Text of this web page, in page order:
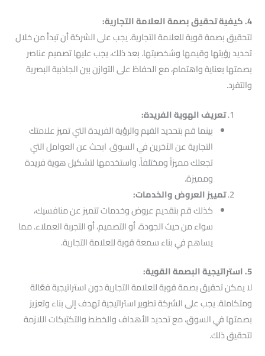
4. كيفية تحقيق بصمة العلامة التجارية:
لتحقيق بصمة قوية للعلامة التجارية. يجب على الشركة أن تبدأ من خلال
تحديد رؤيتها وقيمها وشخصيتها. بعد ذلك، يجب عليها تصميم عناصر
بصمتها بعناية واهتمام، مع الحفاظ على التوازن بين الجاذبية البصرية
والتفرد.
تعريف الهوية الفريدة:
بينما قم بتحديد القيم والرؤية الفريدة التي تميز علامتك
التجارية عن الآخرين في السوق. ابحث عن العوامل التي
تجعلك مميزاً ومختلفاً. واستخدمها لتشكيل هوية فريدة
ومميزة.
تمييز العروض والخدمات:
كذلك قم بتقديم عروض وخدمات تتميز عن منافسيك،
سواء من حيث الجودة، أو التصميم، أو التجربة العملاء. مما
يساهم في بناء سمعة قوية للعلامة التجارية.
5. استراتيجية البصمة القوية:
لا يمكن تحقيق بصمة قوية للعلامة التجارية دون استراتيجية فعّالة
ومتكاملة. يجب على الشركة تطوير استراتيجية تهدف إلى بناء وتعزيز
بصمتها في السوق، مع تحديد الأهداف والخطط والتكتيكات اللازمة
لتحقيق ذلك.